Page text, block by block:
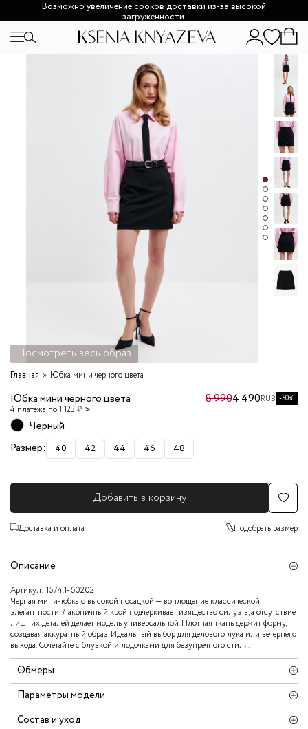
Возможно увеличение сроков доставки из-за высокой
загруженности.
Посмотреть весь образ
Главная Юбка мини черного цвета
Юбка мини черного цвета
4 платежа по 1 123 ₽
8 9904 490RUB -50%
Черный
Размер:
40 42 44 46 48
Добавить в корзину
Доставка и оплата Подобрать размер
Описание
Артикул: 1574.1-60202
Чёрная мини-юбка с высокой посадкой — воплощение классической
элегантности. Лаконичный крой подчёркивает изящество силуэта, а отсутствие
лишних деталей делает модель универсальной. Плотная ткань держит форму,
создавая аккуратный образ. Идеальный выбор для делового лука или вечернего
выхода. Сочетайте с блузкой и лодочками для безупречного стиля.
Обмеры
Параметры модели
Состав и уход